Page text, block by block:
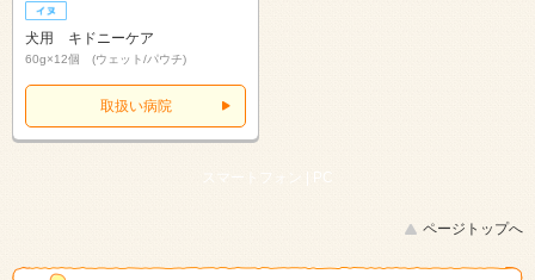
犬用 キドニーケア
60g×12個 (ウェット/パウチ)
取扱い病院
スマートフォン | PC
ページトップへ